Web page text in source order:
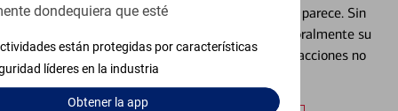
dondequiera que esté
están protegidas por características
líderes en la industria
Obtenerla app
Extraviar una tarjeta es más común de lo que parece. Sin
embargo, puede bloquear y desbloquear temporalmente su
tarjeta de débito para ayudar a prevenir transacciones no